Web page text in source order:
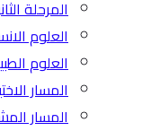
المرحلة
العلوم
العلوم
المسار
المسار